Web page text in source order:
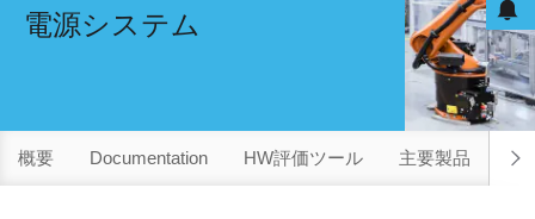
電源システム
概要 Documentation HW評価ツール 主要製品